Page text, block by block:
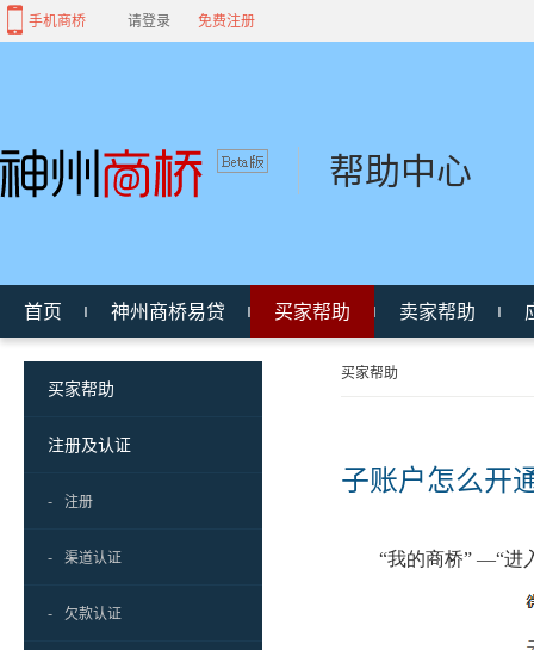
手机商桥 请登录 免费注册
帮助中心
首页 神州商桥易贷 买家帮助 卖家帮助
买家帮助
注册及认证
- 注册
- 渠道认证
- 欠款认证
买家帮助
子账户怎么开
“我的商桥” —“进